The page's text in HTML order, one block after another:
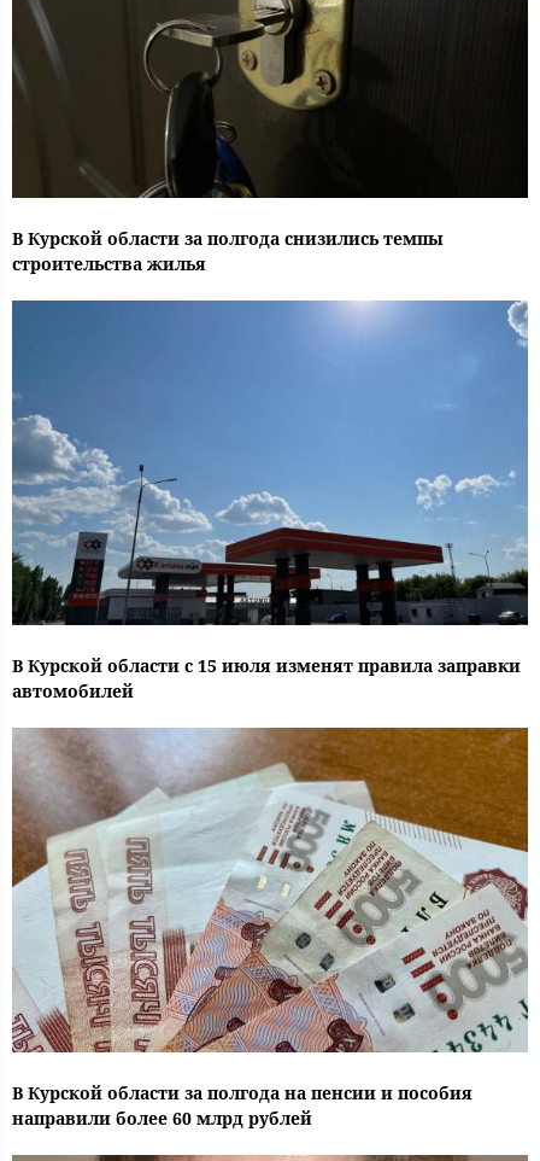
В Курской области за полгода снизились темпы
строительства жилья
В Курской области с 15 июля изменят правила заправки
автомобилей
В Курской области за полгода на пенсии и пособия
направили более 60 млрд рублей